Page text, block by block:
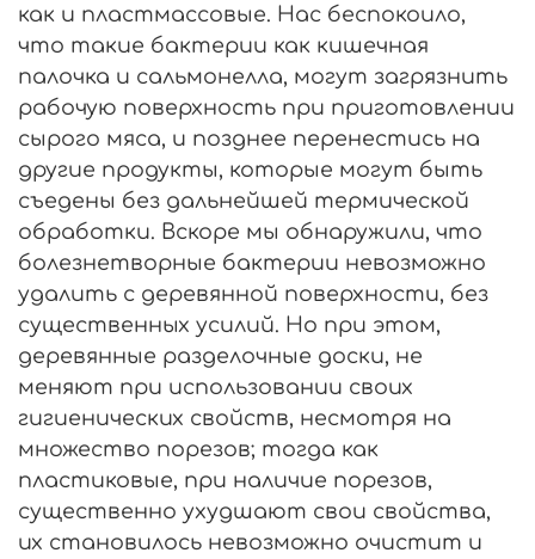
как и пластмассовые. Нас беспокоило,
что такие бактерии как кишечная
палочка и сальмонелла, могут загрязнить
рабочую поверхность при приготовлении
сырого мяса, и позднее перенестись на
другие продукты, которые могут быть
съедены без дальнейшей термической
обработки. Вскоре мы обнаружили, что
болезнетворные бактерии невозможно
удалить с деревянной поверхности, без
существенных усилий. Но при этом,
деревянные разделочные доски, не
меняют при использовании своих
гигиенических свойств, несмотря на
множество порезов; тогда как
пластиковые, при наличие порезов,
существенно ухудшают свои свойства,
их становилось невозможно очистит и